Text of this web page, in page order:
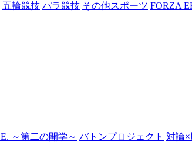
五輪競技 パラ競技 その他スポーツ FORZA
～第二の開学～ バトンプロジェクト 対論×